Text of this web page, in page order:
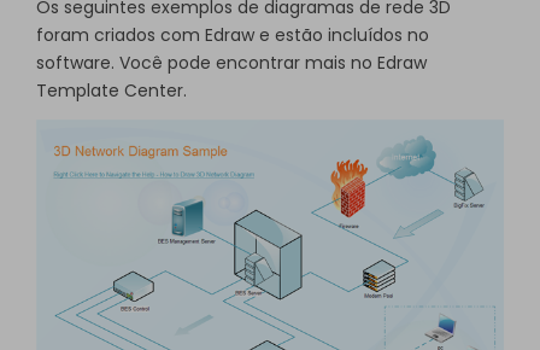
Os seguintes exemplos de diagramas de rede 3D
foram criados com Edraw e estão incluídos no
software. Você pode encontrar mais no Edraw
Template Center.